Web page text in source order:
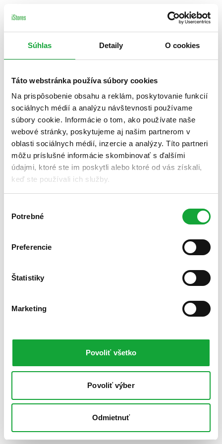
Súhlas Detaily O cookies
Táto webstránka používa súbory cookies
Na prispôsobenie obsahu a reklám, poskytovanie funkcií
sociálnych médií a analýzu návštevnosti používame
súbory cookie. Informácie o tom, ako používate naše
webové stránky, poskytujeme aj našim partnerom v
oblasti sociálnych médií, inzercie a analýzy. Títo partneri
môžu príslušné informácie skombinovať s ďalšími
údajmi, ktoré ste im poskytli alebo ktoré od vás získali,
keď ste používali ich služby.
súhlasu
Potrebné
Preferencie
Štatistiky
Marketing
Povoliť všetko
Povoliť výber
Odmietnuť